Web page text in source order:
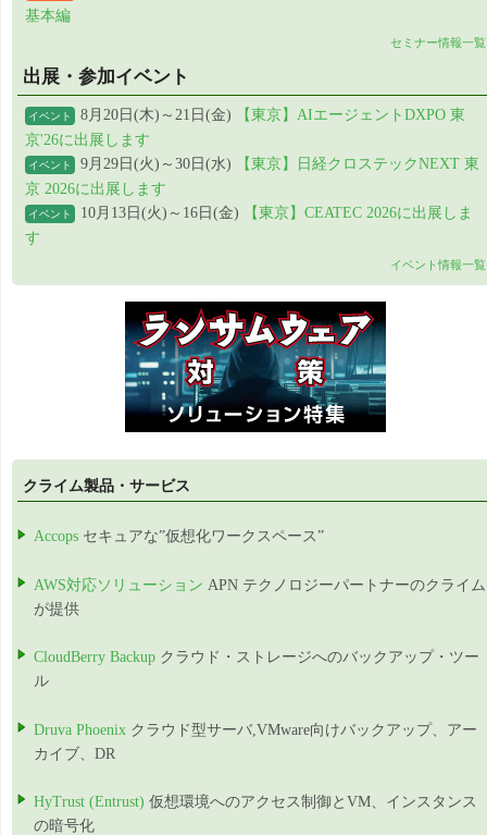
基本編
セミナー情報一覧
出展・参加イベント
イベント 8月20日(木)～21日(金)
【東京】AIエージェントDXPO 東
京'26に出展します
イベント 9月29日(火)～30日(水)
【東京】日経クロステックNEXT 東
京 2026に出展します
イベント 10月13日(火)～16日(金)
【東京】CEATEC 2026に出展しま
す
イベント情報一覧
クライム製品・サービス
Accops セキュアな”仮想化ワークスペース”
AWS対応ソリューション APN テクノロジーパートナーのクライム
が提供
CloudBerry Backup クラウド・ストレージへのバックアップ・ツー
ル
Druva Phoenix クラウド型サーバ,VMware向けバックアップ、アー
カイブ、DR
HyTrust (Entrust) 仮想環境へのアクセス制御とVM、インスタンス
の暗号化